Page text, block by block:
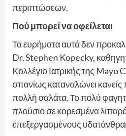
περιπτώσεων.
Πού μπορεί να οφείλεται
Τα ευρήματα αυτά δεν
Dr. Stephen Kopecky,
Κολλέγιο Ιατρικής της Mayo
σπανίως καταναλώνει
πολλή σαλάτα. Το πολύ
πλούσιο σε κορεσμένα
επεξεργασμένους